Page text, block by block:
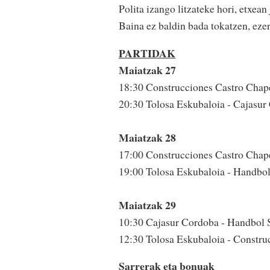
Polita izango litzateke hori,
Baina ez baldin bada tokatzen,
PARTIDAK
Maiatzak 27
18:30 Construcciones Castro
20:30 Tolosa Eskubaloia - Cajasur
Maiatzak 28
17:00 Construcciones Castro
19:00 Tolosa Eskubaloia -
Maiatzak 29
10:30 Cajasur Cordoba - Handbol
12:30 Tolosa Eskubaloia -
Sarrerak eta bonuak